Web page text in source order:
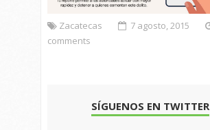
Zacatecas 7 agosto, 2015
comments
SÍGUENOS EN TWITTER